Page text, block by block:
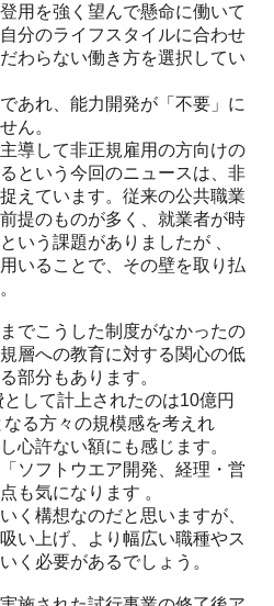
用を強く望んで懸命に働いて
分のライフスタイルに合わせ
わらない働き方を選択してい
あれ、能力開発が「不要」に
ん。
導して非正規雇用の方向けの
という今回のニュースは、非
えています。従来の公共職業
提のものが多く、就業者が時
いう課題がありましたが 、
いることで、その壁を取り払
でこうした制度がなかったの
層への教育に対する関心の低
部分もあります。
して計上されたのは10億円
る方々の規模感を考えれ
心許ない額にも感じます。
ソフトウエア開発、経理・営
も気になります 。
く構想なのだと思いますが、
い上げ、より幅広い職種やス
く必要があるでしょう。